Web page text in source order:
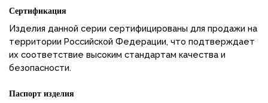
Сертификация
Изделия данной серии сертифицированы для продажи на
территории Российской Федерации, что подтверждает
их соответствие высоким стандартам качества и
безопасности.
Паспорт изделия